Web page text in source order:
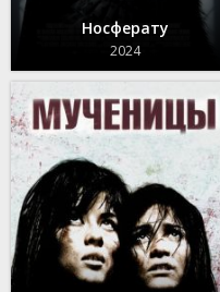
Носферату
2024